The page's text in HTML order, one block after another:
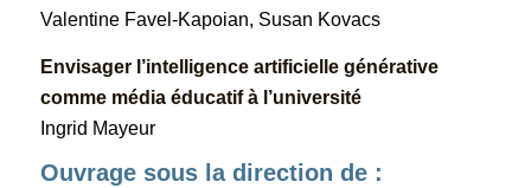
Valentine Favel-Kapoian, Susan Kovacs
Envisager l’intelligence artificielle générative
comme média éducatif à l’université
Ingrid Mayeur
Ouvrage sous la direction de :